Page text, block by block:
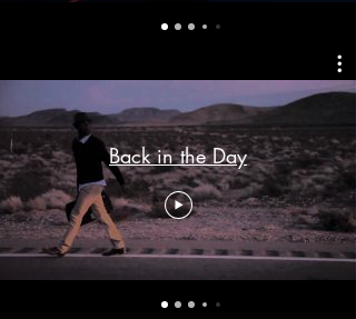
Back in the Day